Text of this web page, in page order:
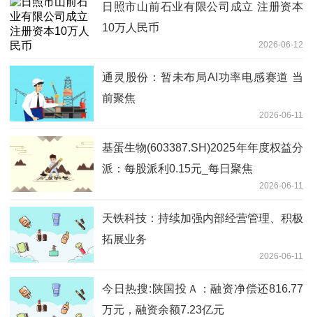
日照市山前石业有限公司成立 注册资本
10万人民币
2026-06-12
通灵股份：暂未布局AI功率电感赛道 当
前聚焦
2026-06-11
基蛋生物(603387.SH)2025年年度权益分
派：每股派利0.15元_每日聚焦
2026-06-11
天铁科技：持续加强内部经营管理、积极
拓展业务
2026-06-11
今日热搜:陕国投Ａ：融资净偿还816.77
万元，融资余额7.23亿元